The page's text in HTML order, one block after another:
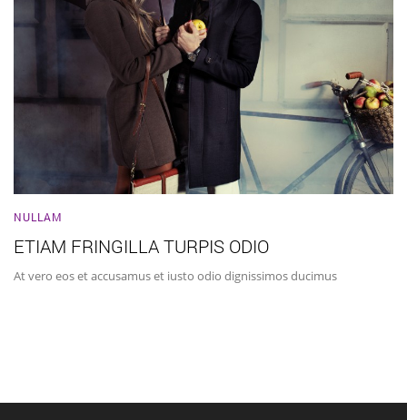
NULLAM
ETIAM FRINGILLA TURPIS ODIO
At vero eos et accusamus et iusto odio dignissimos ducimus